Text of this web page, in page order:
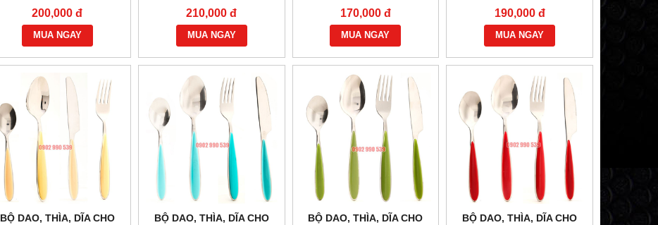
200,000 đ
MUA NGAY
210,000 đ
MUA NGAY
170,000 đ
MUA NGAY
190,000 đ
MUA NGAY
BỘ DAO, THÌA, DĨA CHO
BỘ DAO, THÌA, DĨA CHO
BỘ DAO, THÌA, DĨA CHO
BỘ DAO, THÌA, DĨA CHO